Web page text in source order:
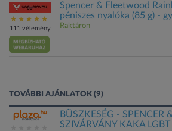
111 vélemény
Spencer & Fleetwood
péniszes nyalóka (85 g) -
Raktáron
TOVÁBBI AJÁNLATOK (9)
BÜSZKESÉG - SPENCER
SZIVÁRVÁNY KAKA